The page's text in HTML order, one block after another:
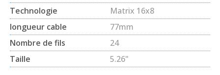
Technologie
Matrix 16x8
longueur cable
77mm
Nombre de fils
24
Taille
5.26"